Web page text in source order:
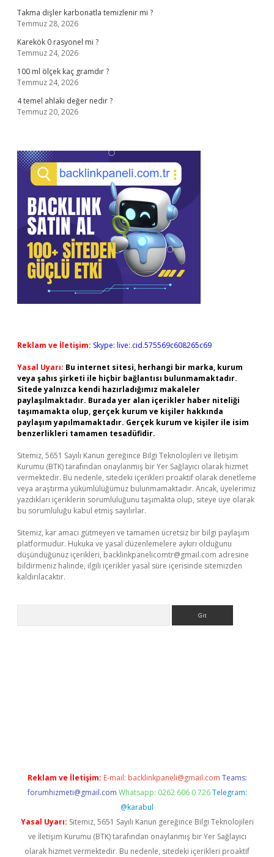
Takma dişler karbonatla temizlenir mi ?
Temmuz 28, 2026
Karekök 0 rasyonel mi ?
Temmuz 24, 2026
100 ml ölçek kaç gramdır ?
Temmuz 24, 2026
4 temel ahlaki değer nedir ?
Temmuz 20, 2026
Reklam ve İletişim: Skype: live:.cid.575569c608265c69
Yasal Uyarı: Bu internet sitesi, herhangi bir marka, kurum
veya şahıs şirketi ile hiçbir bağlantısı bulunmamaktadır.
Sitede yalnızca kendi hazırladığımız makaleler
paylaşılmaktadır. Burada yer alan içerikler haber niteliği
taşımamakta olup, gerçek kurum ve kişiler hakkında
paylaşım yapılmamaktadır. Gerçek kurum ve kişiler ile isim
benzerlikleri tamamen tesadüfidir.
Sitemiz, 5651 Sayılı Kanun gereğince Bilgi Teknolojileri ve İletişim
Kurumu (BTK) tarafından onaylanmış bir Yer Sağlayıcı olarak hizmet
vermektedir. Bu nedenle, sitedeki içerikleri proaktif olarak denetleme
veya araştırma yükümlülüğümüz bulunmamaktadır. Ancak, üyelerimiz
yazdıkları içeriklerin sorumluluğunu taşımakta olup, siteye üye olarak
bu sorumluluğu kabul etmiş sayılırlar.
Sitemiz, kar amacı gütmeyen ve tamamen ücretsiz bir bilgi paylaşım
platformudur. Hukuka ve yasal düzenlemelere aykırı olduğunu
düşündüğünüz içerikleri, backlinkpanelicomtr@gmail.com adresine
bildirmeniz halinde, ilgili içerikler yasal süre içerisinde sitemizden
kaldırılacaktır.
Reklam ve İletişim: E-mail: backlinkpaneli@gmail.com Teams:
forumhizmeti@gmail.com Whatsapp: 0262 606 0 726 Telegram:
@karabul
Yasal Uyarı: Sitemiz, 5651 Sayılı Kanun gereğince Bilgi Teknolojileri
ve İletişim Kurumu (BTK) tarafından onaylanmış bir Yer Sağlayıcı
olarak hizmet vermektedir. Bu nedenle, sitedeki içerikleri proaktif